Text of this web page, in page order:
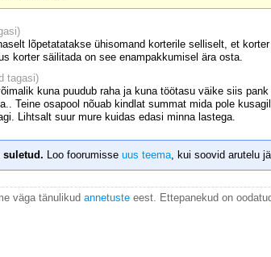
lõpetatatakse ühisomand korterile selliselt, et
korter säilitada on see enampakkumisel ära osta.
tagasi)
kuna puudub raha ja kuna töötasu väike siis
Teine osapool nõuab kindlat summat mida pole
Lihtsalt suur mure kuidas edasi minna lastega.
suletud. Loo foorumisse uus teema, kui soovid arutelu
väga tänulikud annetusteeest. Ettepanekud on